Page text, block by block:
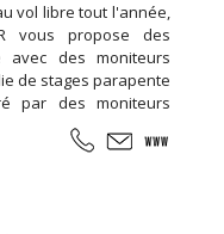
vol libre tout l'année,
vous propose des
avec des moniteurs
de stages parapente
par des moniteurs
à Roquebrune
multitude de sites